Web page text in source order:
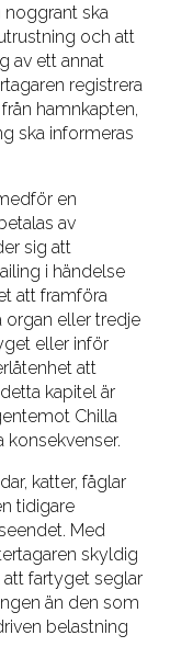
noggrant ska
och att
av ett annat
registrera
hamnkapten,
ska informeras
en
av
sig att
i händelse
att framföra
organ eller tredje
eller inför
att
kapitel är
Chilla
konsekvenser.
katter, fåglar
tidigare
Med
skyldig
fartyget seglar
än den som
belastning